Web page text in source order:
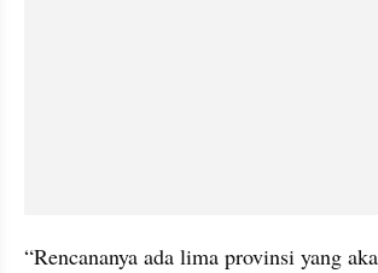
“Rencananya ada lima provinsi yang